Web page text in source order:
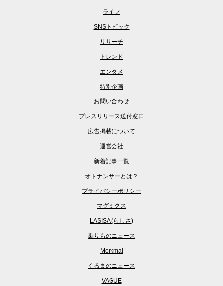
ライフ
SNSトピック
リサーチ
トレンド
エンタメ
特別企画
お問い合わせ
プレスリリース送付窓口
広告掲載について
運営会社
新着記事一覧
オトナンサーとは？
プライバシーポリシー
マグミクス
LASISA (らしさ)
乗りものニュース
Merkmal
くるまのニュース
VAGUE